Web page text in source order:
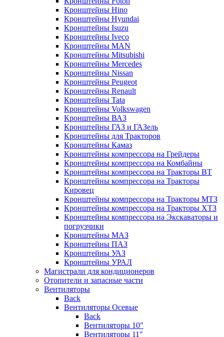
Кронштейны Hino
Кронштейны Hyundai
Кронштейны Isuzu
Кронштейны Iveco
Кронштейны MAN
Кронштейны Mitsubishi
Кронштейны Mеrcedes
Кронштейны Nissan
Кронштейны Peugeot
Кронштейны Renault
Кронштейны Tata
Кронштейны Volkswagen
Кронштейны ВАЗ
Кронштейны ГАЗ и ГАЗель
Кронштейны для Тракторов
Кронштейны Камаз
Кронштейны компрессора на Грейдеры
Кронштейны компрессора на Комбайны
Кронштейны компрессора на Тракторы ВТ
Кронштейны компрессора на Тракторы
Кировец
Кронштейны компрессора на Тракторы МТЗ
Кронштейны компрессора на Тракторы ХТЗ
Кронштейны компрессора на Экскаваторы и
погрузчики
Кронштейны МАЗ
Кронштейны ПАЗ
Кронштейны УАЗ
Кронштейны УРАЛ
Магистрали для кондиционеров
Отопители и запасные части
Вентиляторы
Back
Вентиляторы Осевые
Back
Вентиляторы 10″
Вентиляторы 11″